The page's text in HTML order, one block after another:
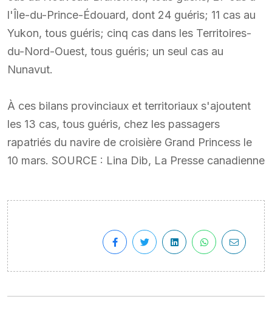
l'Île-du-Prince-Édouard, dont 24 guéris; 11 cas au
Yukon, tous guéris; cinq cas dans les Territoires-
du-Nord-Ouest, tous guéris; un seul cas au
Nunavut.
À ces bilans provinciaux et territoriaux s'ajoutent
les 13 cas, tous guéris, chez les passagers
rapatriés du navire de croisière Grand Princess le
10 mars. SOURCE : Lina Dib, La Presse canadienne